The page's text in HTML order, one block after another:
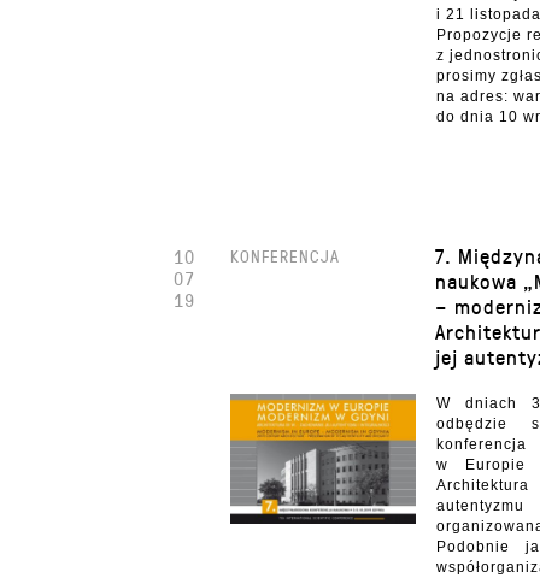
i 21
Propozycje
z
prosimy
na adres:
do dnia 10
7.
naukowa
–
jej
KONFERENCJA
W dniach
odbędzie
w Europie
Podobnie
10
07
19